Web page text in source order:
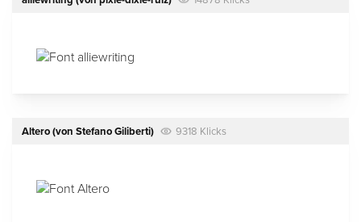
Altero(von Stefano Giliberti) 9318 Klicks